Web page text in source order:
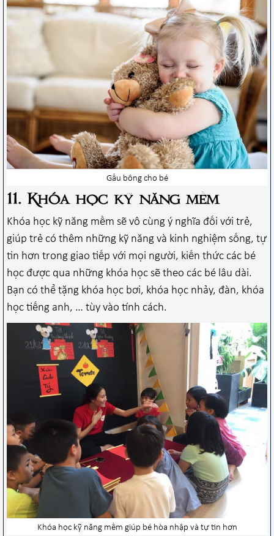
Gấu bông cho bé
11. Khóa học kỹ năng mềm
Khóa học kỹ năng mềm sẽ vô cùng ý nghĩa đối với trẻ,
giúp trẻ có thêm những kỹ năng và kinh nghiệm sống, tự
tin hơn trong giao tiếp với mọi người, kiến thức các bé
học được qua những khóa học sẽ theo các bé lâu dài.
Bạn có thể tặng khóa học bơi, khóa học nhảy, đàn, khóa
học tiếng anh, … tùy vào tính cách.
Khóa học kỹ năng mềm giúp bé hòa nhập và tự tin hơn